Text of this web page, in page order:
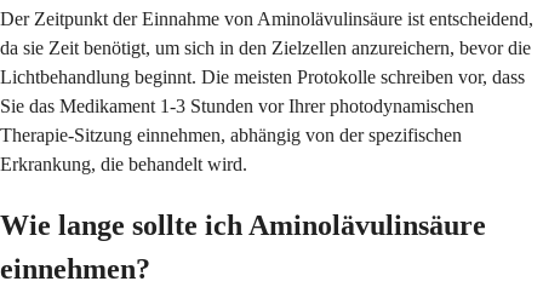
Der Zeitpunkt der Einnahme von Aminolävulinsäure ist entscheidend,
da sie Zeit benötigt, um sich in den Zielzellen anzureichern, bevor die
Lichtbehandlung beginnt. Die meisten Protokolle schreiben vor, dass
Sie das Medikament 1-3 Stunden vor Ihrer photodynamischen
Therapie-Sitzung einnehmen, abhängig von der spezifischen
Erkrankung, die behandelt wird.
Wie lange sollte ich Aminolävulinsäure
einnehmen?